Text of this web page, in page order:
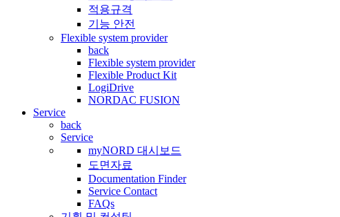
적용규격
기능 안전
Flexible system provider
back
Flexible system provider
Flexible Product Kit
LogiDrive
NORDAC FUSION
Service
back
Service
myNORD 대시보드
도면자료
Documentation Finder
Service Contact
FAQs